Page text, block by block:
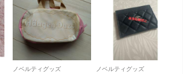
ノベルティグッズ ノベルティグッズ